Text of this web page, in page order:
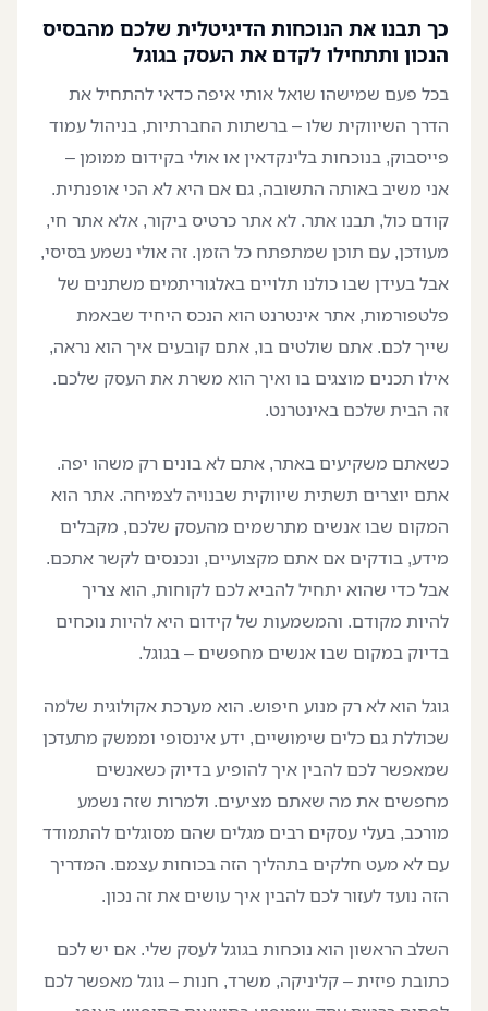
כך תבנו את הנוכחות הדיגיטלית שלכם מהבסיס
הנכון ותתחילו לקדם את העסק בגוגל
בכל פעם שמישהו שואל אותי איפה כדאי להתחיל את
הדרך השיווקית שלו – ברשתות החברתיות, בניהול עמוד
פייסבוק, בנוכחות בלינקדאין או אולי בקידום ממומן –
אני משיב באותה התשובה, גם אם היא לא הכי אופנתית.
קודם כול, תבנו אתר. לא אתר כרטיס ביקור, אלא אתר חי,
מעודכן, עם תוכן שמתפתח כל הזמן. זה אולי נשמע בסיסי,
אבל בעידן שבו כולנו תלויים באלגוריתמים משתנים של
פלטפורמות, אתר אינטרנט הוא הנכס היחיד שבאמת
שייך לכם. אתם שולטים בו, אתם קובעים איך הוא נראה,
אילו תכנים מוצגים בו ואיך הוא משרת את העסק שלכם.
זה הבית שלכם באינטרנט.
כשאתם משקיעים באתר, אתם לא בונים רק משהו יפה.
אתם יוצרים תשתית שיווקית שבנויה לצמיחה. אתר הוא
המקום שבו אנשים מתרשמים מהעסק שלכם, מקבלים
מידע, בודקים אם אתם מקצועיים, ונכנסים לקשר אתכם.
אבל כדי שהוא יתחיל להביא לכם לקוחות, הוא צריך
להיות מקודם. והמשמעות של קידום היא להיות נוכחים
בדיוק במקום שבו אנשים מחפשים – בגוגל.
גוגל הוא לא רק מנוע חיפוש. הוא מערכת אקולוגית שלמה
שכוללת גם כלים שימושיים, ידע אינסופי וממשק מתעדכן
שמאפשר לכם להבין איך להופיע בדיוק כשאנשים
מחפשים את מה שאתם מציעים. ולמרות שזה נשמע
מורכב, בעלי עסקים רבים מגלים שהם מסוגלים להתמודד
עם לא מעט חלקים בתהליך הזה בכוחות עצמם. המדריך
הזה נועד לעזור לכם להבין איך עושים את זה נכון.
השלב הראשון הוא נוכחות בגוגל לעסק שלי. אם יש לכם
כתובת פיזית – קליניקה, משרד, חנות – גוגל מאפשר לכם